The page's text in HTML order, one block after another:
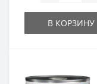
В КОРЗИНУ